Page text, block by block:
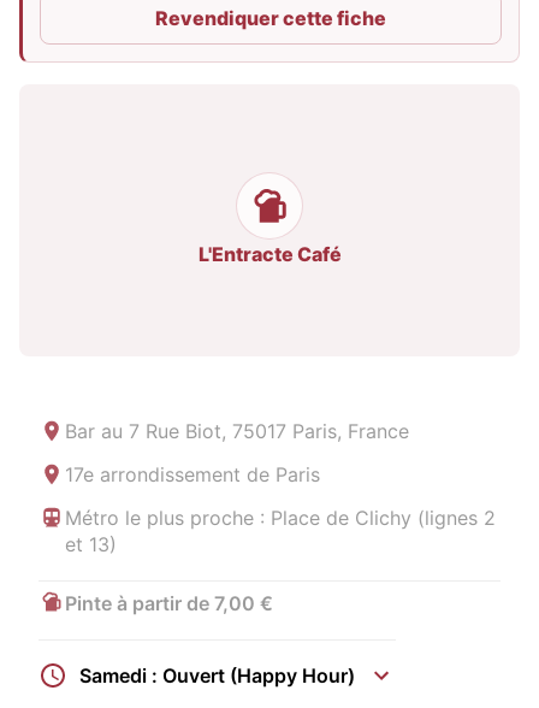
Revendiquer cette fiche
L'Entracte Café
Bar au 7 Rue Biot, 75017 Paris, France
17e arrondissement de Paris
Métro le plus proche : Place de Clichy (lignes 2
et 13)
Pinte à partir de 7,00 €
Samedi : Ouvert (Happy Hour)